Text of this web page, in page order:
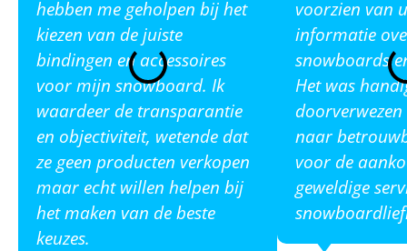
hebben me geholpen bij het
kiezen van de juiste
bindingen en accessoires
voor mijn snowboard. Ik
waardeer de transparantie
en objectiviteit, wetende dat
ze geen producten verkopen
maar echt willen helpen bij
het maken van de beste
keuzes.
voorzien van
informatie
snowboards
Het was
naar
voor de
geweldige